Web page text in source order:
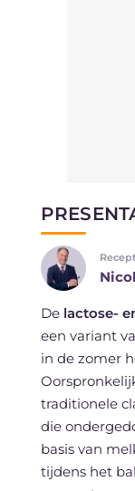
De lactose-
een variant
in de zomer
traditionele
die
basis van
tijdens het